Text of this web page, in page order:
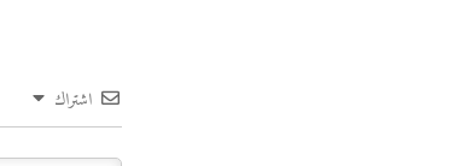
اشتراك